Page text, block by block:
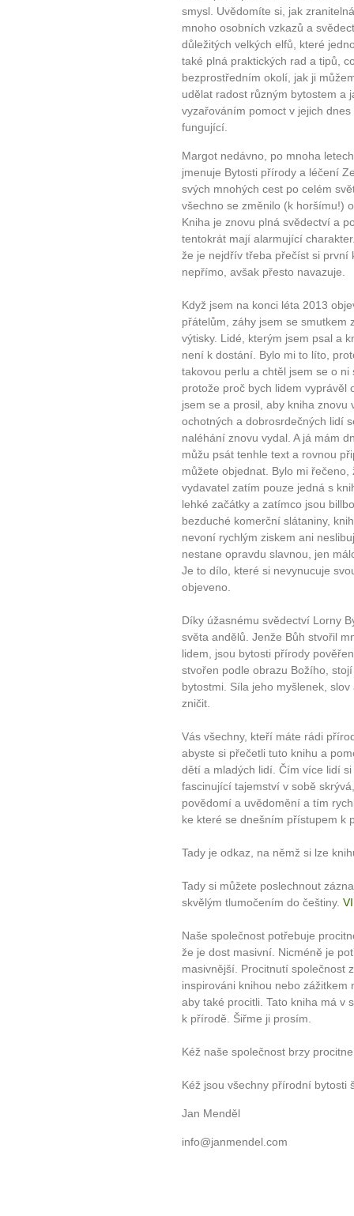
10 tipů
...
Máte pocit, že jste unaveni
Jak mít více energie
Jak vnést do života
smysl. Uvědomíte si, jak
mnoho osobních vzkazů a
důležitých velkých elfů, které
také plná praktických rad a tipů,
bezprostředním okolí, jak ji
udělat radost různým bytostem a
vyzařováním pomoct v jejich
fungující.
Margot nedávno, po mnoha
jmenuje Bytosti přírody a léčení
svých mnohých cest po celém
všechno se změnilo (k horšímu!)
Kniha je znovu plná svědectví a
tentokrát mají alarmující
že je nejdřív třeba přečíst si první
nepřímo, avšak přesto navazuje.
Když jsem na konci léta 2013
přátelům, záhy jsem se smutkem
výtisky. Lidé, kterým jsem psal a
není k dostání. Bylo mi to líto,
takovou perlu a chtěl jsem se o
protože proč bych lidem vyprávěl
jsem se a prosil, aby kniha znovu
ochotných a dobrosrdečných lidí
naléhání znovu vydal. A já mám
můžu psát tenhle text a rovnou
můžete objednat. Bylo mi
vydavatel zatím pouze jedná s
lehké začátky a zatímco jsou
bezduché komerční slátaniny,
nevoní rychlým ziskem ani
nestane opravdu slavnou, jen
Je to dílo, které si nevynucuje
objeveno.
Díky úžasnému svědectví Lorny
světa andělů. Jenže Bůh stvořil
lidem, jsou bytosti přírody
stvořen podle obrazu Božího,
bytostmi. Síla jeho myšlenek,
zničit.
Vás všechny, kteří máte rádi
abyste si přečetli tuto knihu a
dětí a mladých lidí. Čím více lidí
fascinující tajemství v sobě
povědomí a uvědomění a tím
ke které se dnešním přístupem k
Tady je odkaz, na němž si lze
Tady si můžete poslechnout
skvělým tlumočením do češtiny.
Naše společnost potřebuje
že je dost masivní. Nicméně je
masivnější. Procitnutí společnost
inspirováni knihou nebo
aby také procitli. Tato kniha má v
k přírodě. Šiřme ji prosím.
Kéž naše společnost brzy
Kéž jsou všechny přírodní bytosti
Jan Menděl
info@janmendel.com